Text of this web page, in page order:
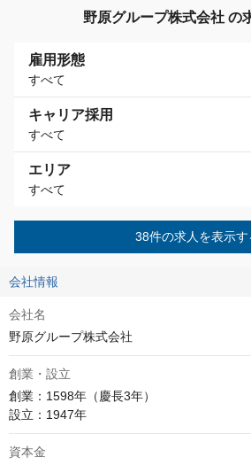
野原グループ株式会社 の
雇用形態
すべて
キャリア採用
すべて
エリア
すべて
38件の求人を表示す
会社情報
会社名
野原グループ株式会社
創業・設立
創業：1598年（慶長3年）
設立：1947年
資本金